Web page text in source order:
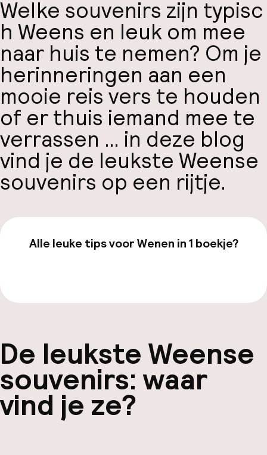
Welke souvenirs zijn typisc
h Weens en leuk om mee
naar huis te nemen? Om je
herinneringen aan een
mooie reis vers te houden
of er thuis iemand mee te
verrassen … in deze blog
vind je de leukste Weense
souvenirs op een rijtje.
Alle leuke tips voor Wenen in 1 boekje?
De leukste Weense
souvenirs: waar
vind je ze?